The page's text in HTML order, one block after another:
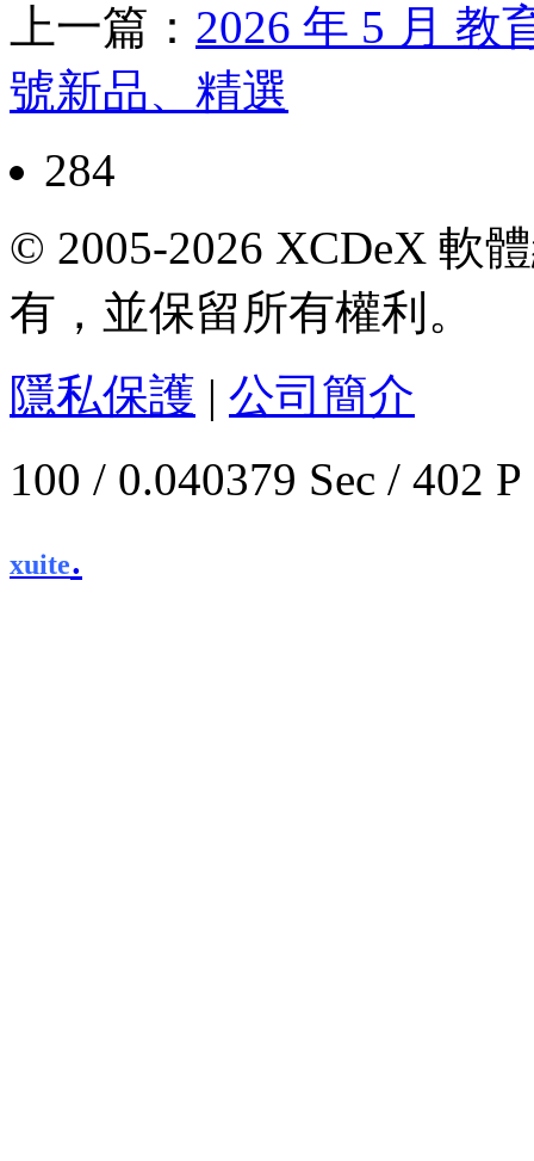
上一篇： 2026 年 5 月 教
號新品、精選
284
© 2005-2026 XCDeX 軟
有，並保留所有權利。
隱私保護 | 公司簡介
100 / 0.040379 Sec / 402
xuite.